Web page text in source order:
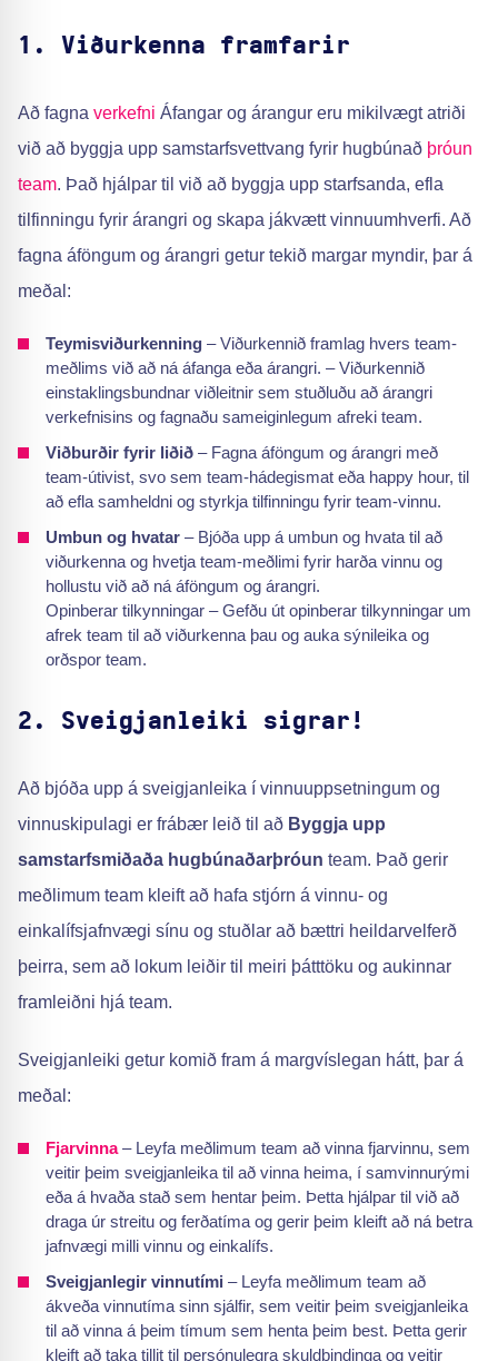
1. Viðurkenna framfarir
Að fagna verkefni Áfangar og árangur eru mikilvægt atriði
við að byggja upp samstarfsvettvang fyrir hugbúnað þróun
team. Það hjálpar til við að byggja upp starfsanda, efla
tilfinningu fyrir árangri og skapa jákvætt vinnuumhverfi. Að
fagna áföngum og árangri getur tekið margar myndir, þar á
meðal:
Teymisviðurkenning – Viðurkennið framlag hvers team-
meðlims við að ná áfanga eða árangri. – Viðurkennið
einstaklingsbundnar viðleitnir sem stuðluðu að árangri
verkefnisins og fagnaðu sameiginlegum afreki team.
Viðburðir fyrir liðið – Fagna áföngum og árangri með
team-útivist, svo sem team-hádegismat eða happy hour, til
að efla samheldni og styrkja tilfinningu fyrir team-vinnu.
Umbun og hvatar – Bjóða upp á umbun og hvata til að
viðurkenna og hvetja team-meðlimi fyrir harða vinnu og
hollustu við að ná áföngum og árangri.
Opinberar tilkynningar – Gefðu út opinberar tilkynningar um
afrek team til að viðurkenna þau og auka sýnileika og
orðspor team.
2. Sveigjanleiki sigrar!
Að bjóða upp á sveigjanleika í vinnuuppsetningum og
vinnuskipulagi er frábær leið til að Byggja upp
samstarfsmiðaða hugbúnaðarþróun team. Það gerir
meðlimum team kleift að hafa stjórn á vinnu- og
einkalífsjafnvægi sínu og stuðlar að bættri heildarvelferð
þeirra, sem að lokum leiðir til meiri þátttöku og aukinnar
framleiðni hjá team.
Sveigjanleiki getur komið fram á margvíslegan hátt, þar á
meðal:
Fjarvinna– Leyfa meðlimum team að vinna fjarvinnu, sem
veitir þeim sveigjanleika til að vinna heima, í samvinnurými
eða á hvaða stað sem hentar þeim. Þetta hjálpar til við að
draga úr streitu og ferðatíma og gerir þeim kleift að ná betra
jafnvægi milli vinnu og einkalífs.
Sveigjanlegir vinnutími – Leyfa meðlimum team að
ákveða vinnutíma sinn sjálfir, sem veitir þeim sveigjanleika
til að vinna á þeim tímum sem henta þeim best. Þetta gerir
kleift að taka tillit til persónulegra skuldbindinga og veitir